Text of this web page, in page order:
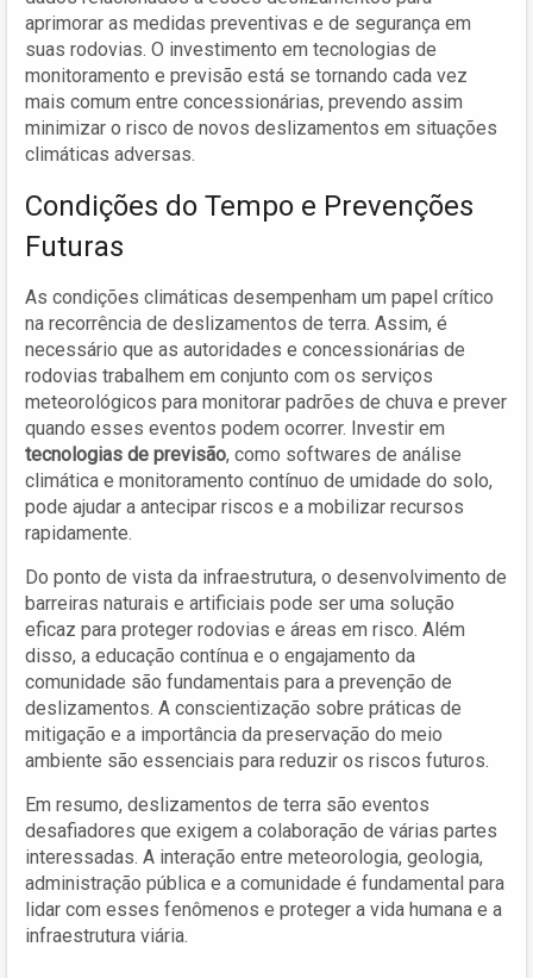
aprimorar as medidas preventivas e de segurança em
suas rodovias. O investimento em tecnologias de
monitoramento e previsão está se tornando cada vez
mais comum entre concessionárias, prevendo assim
minimizar o risco de novos deslizamentos em situações
climáticas adversas.
Condições do Tempo e Prevenções
Futuras
As condições climáticas desempenham um papel crítico
na recorrência de deslizamentos de terra. Assim, é
necessário que as autoridades e concessionárias de
rodovias trabalhem em conjunto com os serviços
meteorológicos para monitorar padrões de chuva e prever
quando esses eventos podem ocorrer. Investir em
tecnologias de previsão, como softwares de análise
climática e monitoramento contínuo de umidade do solo,
pode ajudar a antecipar riscos e a mobilizar recursos
rapidamente.
Do ponto de vista da infraestrutura, o desenvolvimento de
barreiras naturais e artificiais pode ser uma solução
eficaz para proteger rodovias e áreas em risco. Além
disso, a educação contínua e o engajamento da
comunidade são fundamentais para a prevenção de
deslizamentos. A conscientização sobre práticas de
mitigação e a importância da preservação do meio
ambiente são essenciais para reduzir os riscos futuros.
Em resumo, deslizamentos de terra são eventos
desafiadores que exigem a colaboração de várias partes
interessadas. A interação entre meteorologia, geologia,
administração pública e a comunidade é fundamental para
lidar com esses fenômenos e proteger a vida humana e a
infraestrutura viária.